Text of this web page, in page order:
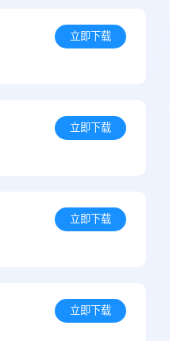
立即下载
立即下载
立即下载
立即下载